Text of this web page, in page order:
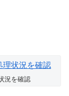
況を確認